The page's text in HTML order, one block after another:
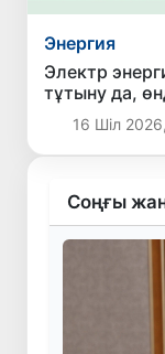
Энергия
Электр
тұтыну да,
жетті16 Шіл
Соңғы